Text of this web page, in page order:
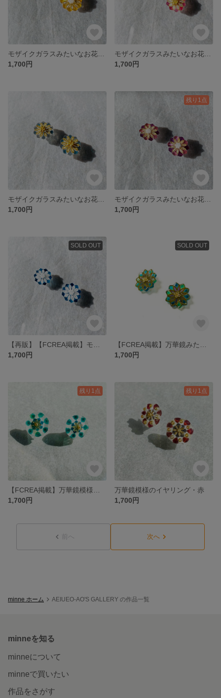
1,700円
1,700円
1,700円
残り1点
1,700円
SOLD OUT
1,700円
SOLD OUT
1,700円
残り1点
1,700円
残り1点
万華鏡模様のイヤリング・赤
1,700円
前へ 次へ
minne ホーム AEIUEO-AO'S GALLERY の作品一覧
minneを知る
minneについて
minneで買いたい
作品をさがす